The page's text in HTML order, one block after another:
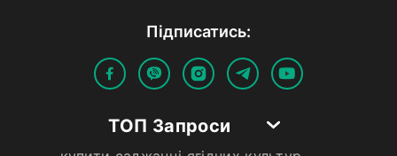
Пiдписатись:
ТОП Запроси